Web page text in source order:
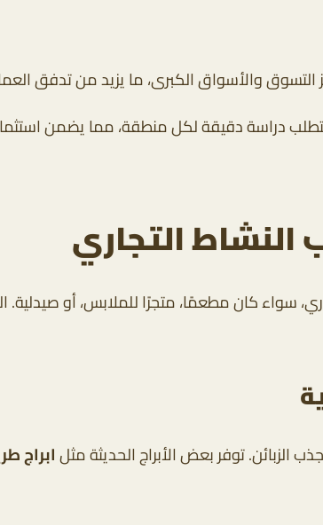
التسوق والأسواق الكبرى، ما يزيد من تدفق
دراسة دقيقة لكل منطقة، مما يضمن
النشاط التجاري
سواء كان مطعمًا، متجرًا للملابس، أو صيدلية.
وجذب الزبائن. توفر بعض الأبراج الحديثة مثلابراج